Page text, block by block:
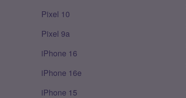
Pixel 10
Pixel 9a
iPhone 16
iPhone 16e
iPhone 15